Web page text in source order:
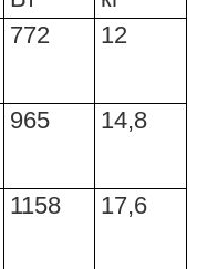
772 12
965 14,8
1158 17,6